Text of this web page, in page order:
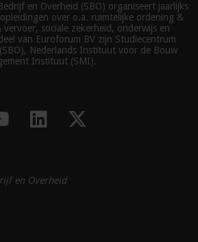
en Overheid (SBO) organiseert jaarlijks
over o.a. ruimtelijke ordening &
sociale zekerheid, onderwijs en
van Euroforum BV zijn Studiecentrum
Nederlands Instituut voor de Bouw
Instituut (SMI).
en Overheid